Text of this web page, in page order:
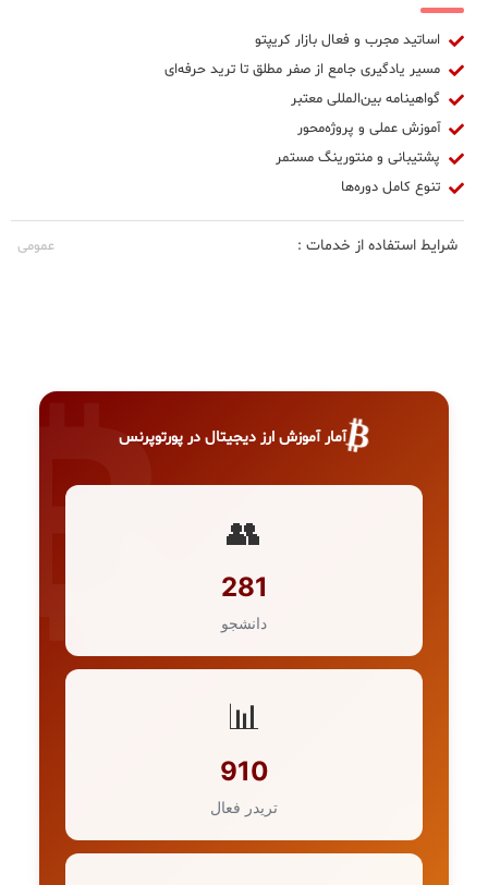
اساتید مجرب و فعال بازار کریپتو
مسیر یادگیری جامع از صفر مطلق تا ترید حرفه‌ای
گواهینامه بین‌المللی معتبر
آموزش عملی و پروژه‌محور
پشتیبانی و منتورینگ مستمر
تنوع کامل دوره‌ها
شرایط استفاده از خدمات : عمومی
₿آمار آموزش ارز دیجیتال در پورتوپرنس
👥
281
دانشجو
📊
910
تریدر فعال